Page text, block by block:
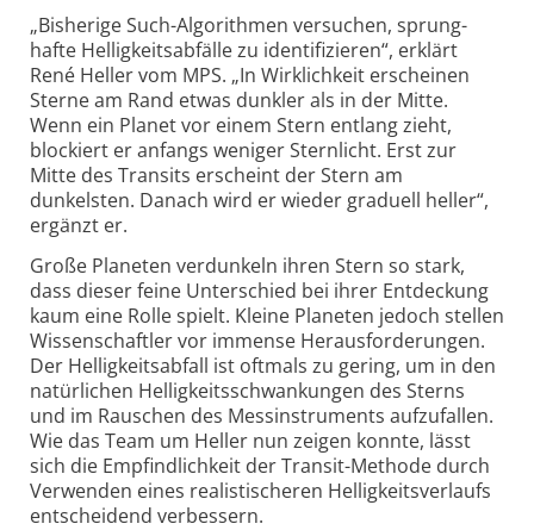
„Bisherige Such-Algorithmen versuchen, sprung­
hafte Helligkeits­abfälle zu identifi­zieren“, erklärt
René Heller vom MPS. „In Wirklich­keit erscheinen
Sterne am Rand etwas dunkler als in der Mitte.
Wenn ein Planet vor einem Stern entlang zieht,
blockiert er anfangs weniger Stern­licht. Erst zur
Mitte des Transits erscheint der Stern am
dunkelsten. Danach wird er wieder graduell heller“,
ergänzt er.
Große Planeten verdunkeln ihren Stern so stark,
dass dieser feine Unter­schied bei ihrer Entdeckung
kaum eine Rolle spielt. Kleine Planeten jedoch stellen
Wissen­schaftler vor immense Heraus­forderungen.
Der Helligkeits­abfall ist oftmals zu gering, um in den
natürlichen Helligkeits­schwankungen des Sterns
und im Rauschen des Mess­instruments aufzu­fallen.
Wie das Team um Heller nun zeigen konnte, lässt
sich die Empfind­lichkeit der Transit-Methode durch
Verwenden eines realis­tischeren Helligkeits­verlaufs
entscheidend verbessern.